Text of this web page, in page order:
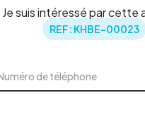
Je suis intéressé par cette
REF: KHBE-00023